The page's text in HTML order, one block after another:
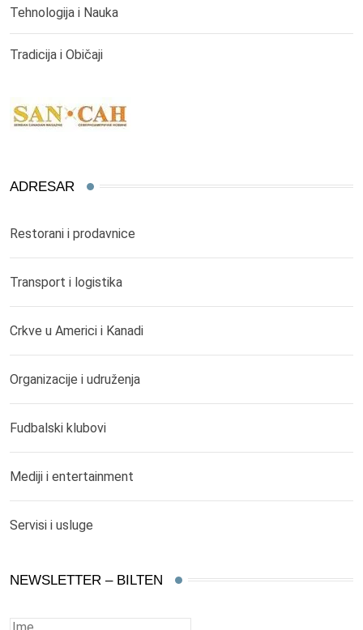
Tehnologija i Nauka
Tradicija i Običaji
ADRESAR
Restorani i prodavnice
Transport i logistika
Crkve u Americi i Kanadi
Organizacije i udruženja
Fudbalski klubovi
Mediji i entertainment
Servisi i usluge
NEWSLETTER – BILTEN